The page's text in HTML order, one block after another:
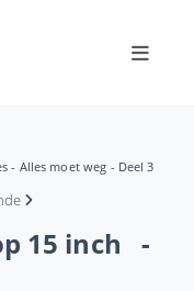
- Alles moet weg - Deel 3
15 inch -